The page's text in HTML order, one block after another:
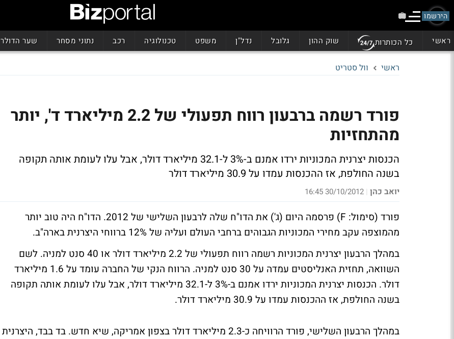
הירשמו
ראשי כל הכותרות שוק ההון גלובל נדל"ן משפט טכנולוגיה רכב נתוני מסחר שער הדולר
ראשי וול סטריט
פורד רשמה ברבעון רווח תפעולי של 2.2 מיליארד ד', יותר
מהתחזיות
הכנסות יצרנית המכוניות ירדו אמנם ב-3% ל-32.1 מיליארד דולר, אבל עלו לעומת אותה תקופה
בשנה החולפת, אז ההכנסות עמדו על 30.9 מיליארד דולר
יואב כהן |
30/10/2012 16:45
פורד (סימול: F) פרסמה היום (ג') את הדו"ח שלה לרבעון השלישי של 2012. הדו"ח היה טוב יותר
מהמוצפה עקב מחירי המכוניות הגבוהים ברחבי העולם ועליה של 12% ברווחי היצרנית בארה"ב.
במהלך הרבעון יצרנית המכוניות רשמה רווח תפעולי של 2.2 מיליארד דולר או 40 סנט למניה. לשם
השוואה, תחזית האנליסטים עמדה על 30 סנט למניה. הרווח הנקי של החברה עומד על 1.6 מיליארד
דולר. הכנסות יצרנית המכוניות ירדו אמנם ב-3% ל-32.1 מיליארד דולר, אבל עלו לעומת אותה תקופה
בשנה החולפת, אז ההכנסות עמדו על 30.9 מיליארד דולר.
במהלך הרבעון השלישי, פורד הרוויחה כ-2.3 מיליארד דולר בצפון אמריקה, שיא חדש. בד בבד, היצרנית